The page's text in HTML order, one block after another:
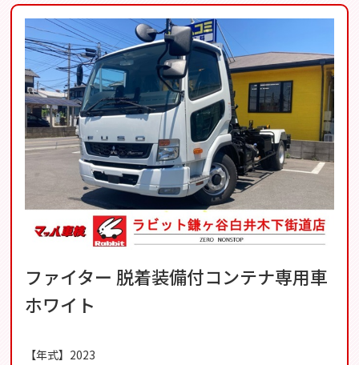
ファイター 脱着装備付コンテナ専用車
ホワイト
【年式】2023